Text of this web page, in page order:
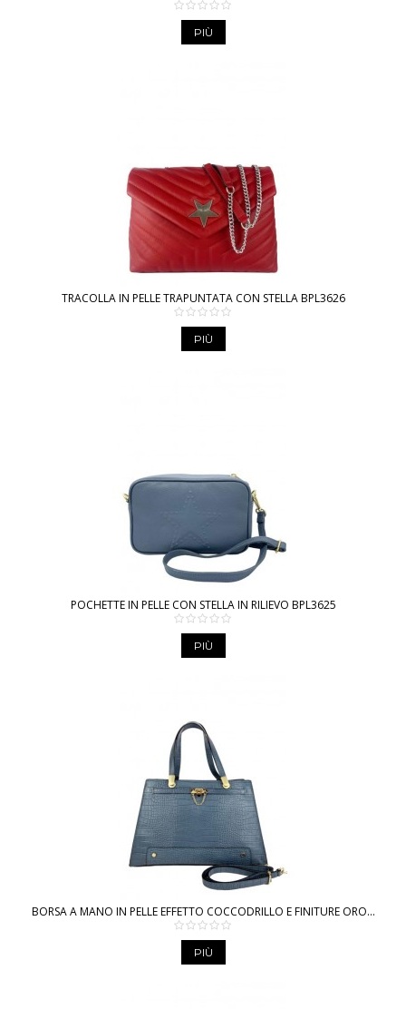
PIÙ
TRACOLLA IN PELLE TRAPUNTATA CON STELLA BPL3626
PIÙ
POCHETTE IN PELLE CON STELLA IN RILIEVO BPL3625
PIÙ
BORSA A MANO IN PELLE EFFETTO COCCODRILLO E FINITURE ORO...
PIÙ